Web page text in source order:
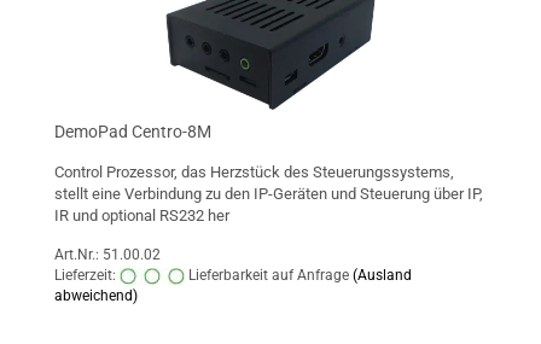
DemoPad Centro-8M
Control Prozessor, das Herzstück des Steuerungssystems,
stellt eine Verbindung zu den IP-Geräten und Steuerung über IP,
IR und optional RS232 her
Art.Nr.: 51.00.02
Lieferzeit:
Lieferbarkeit auf Anfrage (Ausland
abweichend)